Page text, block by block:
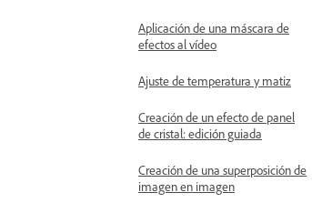
Aplicación de una máscara de
efectos al vídeo
Ajuste de temperatura y matiz
Creación de un efecto de panel
de cristal: edición guiada
Creación de una superposición de
imagen en imagen